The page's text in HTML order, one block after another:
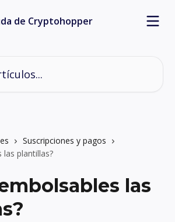
Suscripciones y pagos
las plantillas?
las